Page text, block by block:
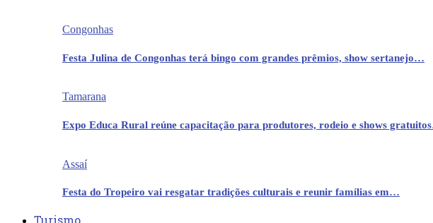
Congonhas
Festa Julina de Congonhas terá bingo com grandes prêmios, show sertanejo…
Tamarana
Expo Educa Rural reúne capacitação para produtores, rodeio e shows
Assaí
Festa do Tropeiro vai resgatar tradições culturais e reunir famílias em…
Turismo